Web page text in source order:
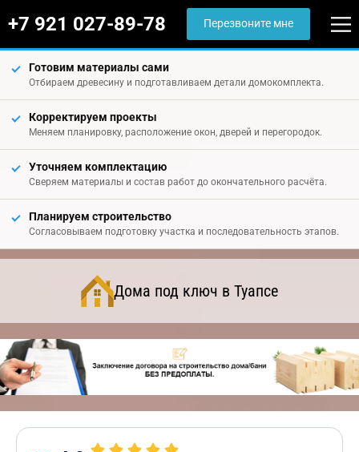
+7 921 027-89-78 Перезвоните мне
Готовим материалы сами
Отбираем древесину и подготавливаем детали домокомплекта.
Корректируем проекты
Меняем планировку, расположение окон, дверей и перегородок.
Уточняем комплектацию
Сверяем материалы и состав работ до окончательного расчёта.
Планируем строительство
Согласовываем подготовку участка и последовательность этапов.
Дома под ключ в Туапсе